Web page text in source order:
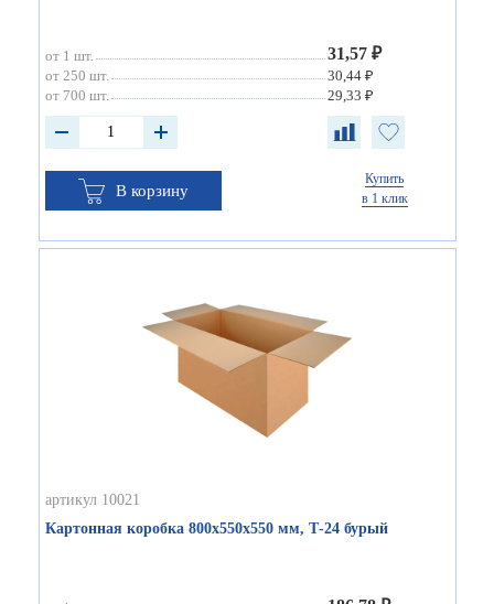
от 1 шт. 31,57 ₽
от 250 шт.
30,44 ₽
от 700 шт.
29,33 ₽
В корзину
Купить
в 1 клик
артикул 10021
Картонная коробка 800х550х550 мм, Т-24 бурый